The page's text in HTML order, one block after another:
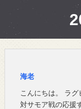
海老
こんにちは。 ラ
対サモア戦の応援